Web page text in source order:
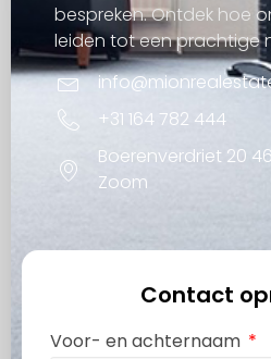
bespreken. Ontdek hoe
leiden tot een prachtige
+31 164 782 444
Boerenverdriet 20
Zoom
Contact
Voor- en achternaam